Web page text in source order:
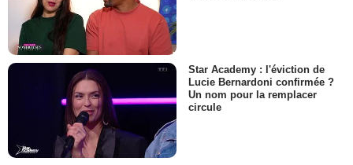
Star Academy : l'éviction de
Lucie Bernardoni confirmée ?
Un nom pour la remplacer
circule